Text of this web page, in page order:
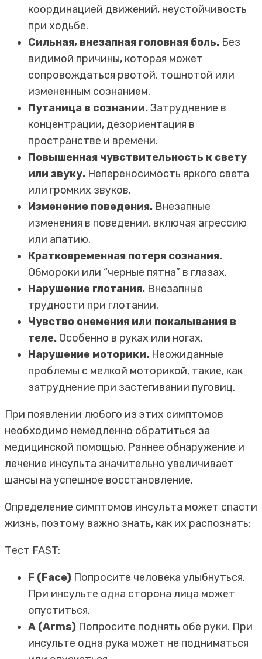
координацией движений, неустойчивость
при ходьбе.
Сильная, внезапная головная боль. Без
видимой причины, которая может
сопровождаться рвотой, тошнотой или
измененным сознанием.
Путаница в сознании.Затруднение в
концентрации, дезориентация в
пространстве и времени.
Повышенная чувствительность к свету
или звуку. Непереносимость яркого света
или громких звуков.
Изменение поведения. Внезапные
изменения в поведении, включая агрессию
или апатию.
Кратковременная потеря сознания.
Обмороки или “черные пятна” в глазах.
Нарушение глотания. Внезапные
трудности при глотании.
Чувство онемения или покалывания в
теле. Особенно в руках или ногах.
Нарушение моторики. Неожиданные
проблемы с мелкой моторикой, такие, как
затруднение при застегивании пуговиц.
При появлении любого из этих симптомов
необходимо немедленно обратиться за
медицинской помощью. Раннее обнаружение и
лечение инсульта значительно увеличивает
шансы на успешное восстановление.
Определение симптомов инсульта может спасти
жизнь, поэтому важно знать, как их распознать:
Тест FAST:
F (Face) Попросите человека улыбнуться.
При инсульте одна сторона лица может
опуститься.
A (Arms) Попросите поднять обе руки. При
инсульте одна рука может не подниматься